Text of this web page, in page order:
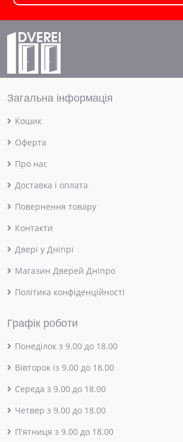
Загальна інформація
Кошик
Оферта
Про нас
Доставка і оплата
Повернення товару
Контакти
Двері у Дніпрі
Магазин Дверей Дніпро
Політика конфіденційності
Графік роботи
Понеділок з 9.00 до 18.00
Вівторок із 9.00 до 18.00
Середа з 9.00 до 18.00
Четвер з 9.00 до 18.00
П'ятниця з 9.00 до 18.00